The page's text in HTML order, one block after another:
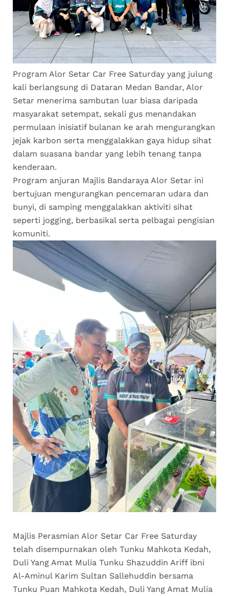
Program Alor Setar Car Free Saturday yang julung
kali berlangsung di Dataran Medan Bandar, Alor
Setar menerima sambutan luar biasa daripada
masyarakat setempat, sekali gus menandakan
permulaan inisiatif bulanan ke arah mengurangkan
jejak karbon serta menggalakkan gaya hidup sihat
dalam suasana bandar yang lebih tenang tanpa
kenderaan.
Program anjuran Majlis Bandaraya Alor Setar ini
bertujuan mengurangkan pencemaran udara dan
bunyi, di samping menggalakkan aktiviti sihat
seperti jogging, berbasikal serta pelbagai pengisian
komuniti.
Majlis Perasmian Alor Setar Car Free Saturday
telah disempurnakan oleh Tunku Mahkota Kedah,
Duli Yang Amat Mulia Tunku Shazuddin Ariff ibni
Al-Aminul Karim Sultan Sallehuddin bersama
Tunku Puan Mahkota Kedah, Duli Yang Amat Mulia